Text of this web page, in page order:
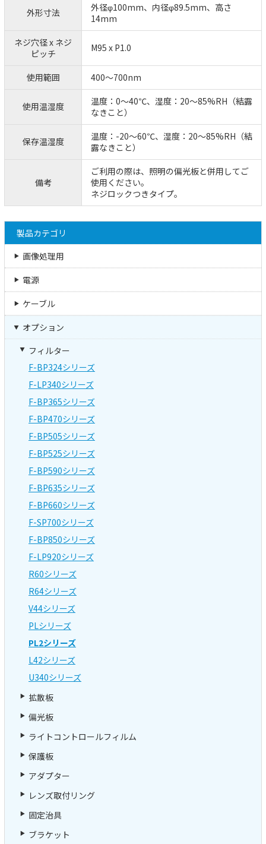
外形寸法
外径φ100mm、内径φ89.5mm、高さ
14mm
ネジ穴径 x ネジ
ピッチ
M95 x P1.0
使用範囲 400～700nm
使用温湿度
温度：0～40℃、湿度：20～85%RH（結露
なきこと）
保存温湿度
温度：-20～60℃、湿度：20～85%RH（結
露なきこと）
備考
ご利用の際は、照明の偏光板と併用してご
使用ください。
ネジロックつきタイプ。
製品カテゴリ
画像処理用
電源
ケーブル
オプション
フィルター
F-BP324シリーズ
F-LP340シリーズ
F-BP365シリーズ
F-BP470シリーズ
F-BP505シリーズ
F-BP525シリーズ
F-BP590シリーズ
F-BP635シリーズ
F-BP660シリーズ
F-SP700シリーズ
F-BP850シリーズ
F-LP920シリーズ
R60シリーズ
R64シリーズ
V44シリーズ
PLシリーズ
PL2シリーズ
L42シリーズ
U340シリーズ
拡散板
偏光板
ライトコントロールフィルム
保護板
アダプター
レンズ取付リング
固定治具
ブラケット